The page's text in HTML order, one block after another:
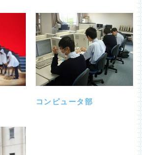
コンピュータ部